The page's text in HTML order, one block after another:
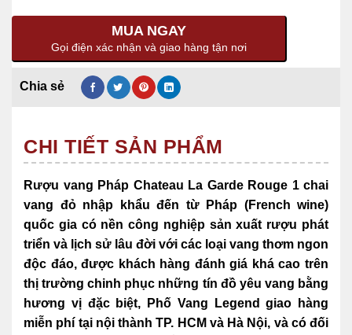
MUA NGAY
Gọi điện xác nhận và giao hàng tận nơi
CHI TIẾT SẢN PHẨM
Rượu vang Pháp Chateau La Garde Rouge 1 chai
vang đỏ nhập khẩu đến từ Pháp (French wine)
quốc gia có nền công nghiệp sản xuất rượu phát
triển và lịch sử lâu đời với các loại vang thơm ngon
độc đáo, được khách hàng đánh giá khá cao trên
thị trường chinh phục những tín đồ yêu vang bằng
hương vị đặc biệt, Phố Vang Legend giao hàng
miễn phí tại nội thành TP. HCM và Hà Nội, và có đối